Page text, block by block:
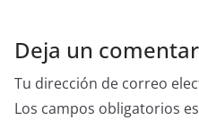
Deja un
Tu dirección de correo
Los campos obligatorios